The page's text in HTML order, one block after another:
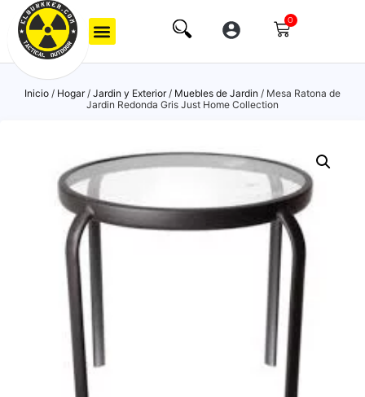
0
Inicio/ Hogar/ Jardin y Exterior/ Muebles de Jardin / Mesa Ratona de
Jardin Redonda Gris Just Home Collection